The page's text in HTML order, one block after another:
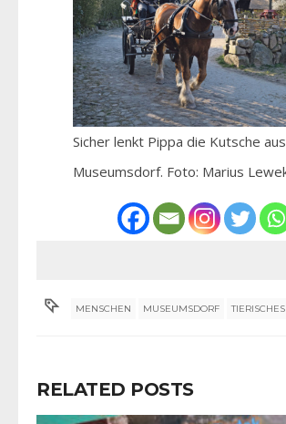
Sicher lenkt Pippa die Kutsche
Museumsdorf. Foto: Marius
MENSCHEN MUSEUMSDORF TIERISCHES
RELATED POSTS